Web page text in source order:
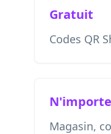
Gratuit
Codes QR
Magasin,